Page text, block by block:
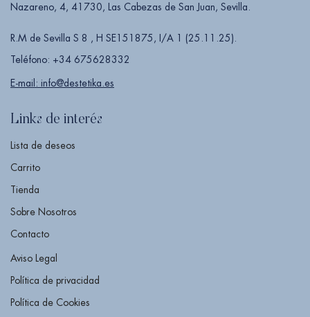
Nazareno, 4, 41730, Las Cabezas de San Juan, Sevilla.
R.M de Sevilla S 8 , H SE151875, I/A 1 (25.11.25).
Teléfono: +34 675628332
E-mail: info@destetika.es
Links de interés
Lista de deseos
Carrito
Tienda
Sobre Nosotros
Contacto
Aviso Legal
Política de privacidad
Política de Cookies